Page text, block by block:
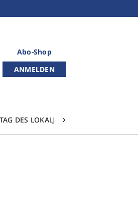
Abo-Shop
ANMELDEN
TAG DES LOKALJOURNALISMUS